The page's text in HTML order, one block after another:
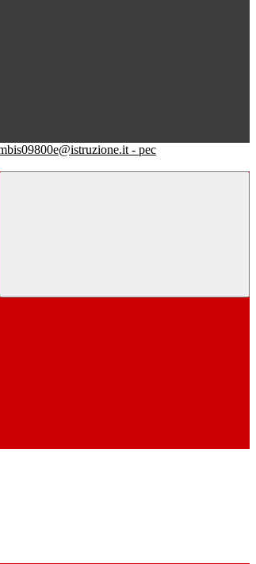
- pec